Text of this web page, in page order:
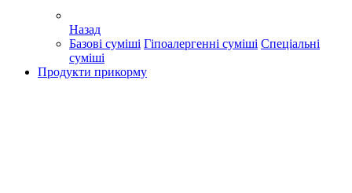
Назад
Базові суміші Гіпоалергенні суміші Спеціальні
суміші
Продукти прикорму